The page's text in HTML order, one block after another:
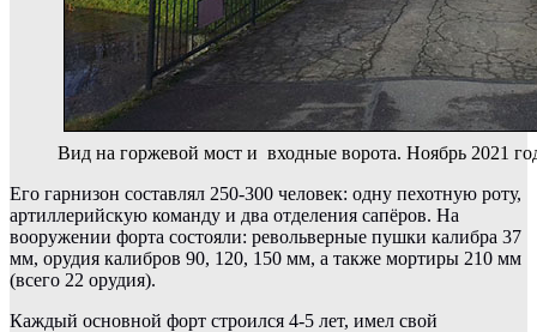
Вид на горжевой мост и входные ворота. Ноябрь 2021
Его гарнизон составлял 250-300 человек: одну пехотную роту,
артиллерийскую команду и два отделения сапёров. На
вооружении форта состояли: револьверные пушки калибра 37
мм, орудия калибров 90, 120, 150 мм, а также мортиры 210 мм
(всего 22 орудия).
Каждый основной форт строился 4-5 лет, имел свой